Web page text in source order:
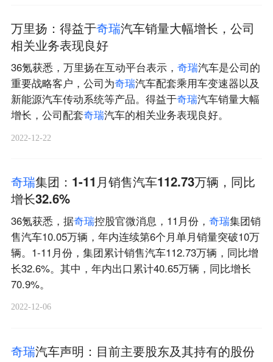
万里扬：得益于奇瑞汽车销量大幅增长，公司
相关业务表现良好
36氪获悉，万里扬在互动平台表示， 奇瑞汽车是公司的
重要战略客户，公司为奇瑞汽车配套乘用车变速器以及
新能源汽车传动系统等产品。得益于奇瑞汽车销量大幅
增长，公司配套奇瑞汽车的相关业务表现良好。
2022-12-22
奇瑞集团：1-11月销售汽车112.73万辆，同比
增长32.6%
36氪获悉，据奇瑞控股官微消息，11月份， 奇瑞集团销
售汽车10.05万辆，年内连续第6个月单月销量突破10万
辆。1-11月份，集团累计销售汽车112.73万辆，同比增
长32.6%。其中，年内出口累计40.65万辆，同比增长
70.9%。
2022-12-06
奇瑞汽车声明：目前主要股东及其持有的股份